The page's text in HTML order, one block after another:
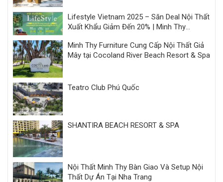
Lifestyle Vietnam 2025 – Săn Deal Nội Thất
Xuất Khẩu Giảm Đến 20% | Minh Thy
Minh Thy Furniture Cung Cấp Nội Thất Giả
Mây tại Cocoland River Beach Resort & Spa
Teatro Club Phú Quốc
SHANTIRA BEACH RESORT & SPA
Nội Thất Minh Thy Bàn Giao Và Setup Nội
Thất Dự Án Tại Nha Trang